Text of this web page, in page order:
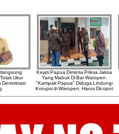
Ukur
Demokrasi
Kejati Papua Diminta Priksa Jaksa
Yang Mabuk Di Bar Waropen.
"Kampak Papua" Diduga Lindungi
Korupsi di Waropen, Harus Dicopot